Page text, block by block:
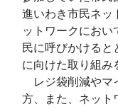
進いわき市民ネッ
ットワークにおい
民に呼びかけると
に向けた取り組み
レジ袋削減やマ
方、また、ネット